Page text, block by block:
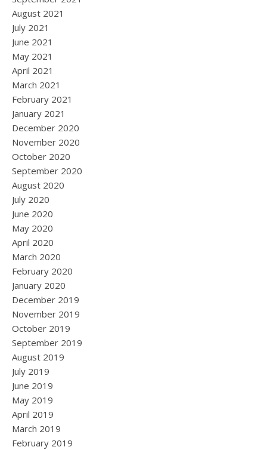
August 2021
July 2021
June 2021
May 2021
April 2021
March 2021
February 2021
January 2021
December 2020
November 2020
October 2020
September 2020
August 2020
July 2020
June 2020
May 2020
April 2020
March 2020
February 2020
January 2020
December 2019
November 2019
October 2019
September 2019
August 2019
July 2019
June 2019
May 2019
April 2019
March 2019
February 2019